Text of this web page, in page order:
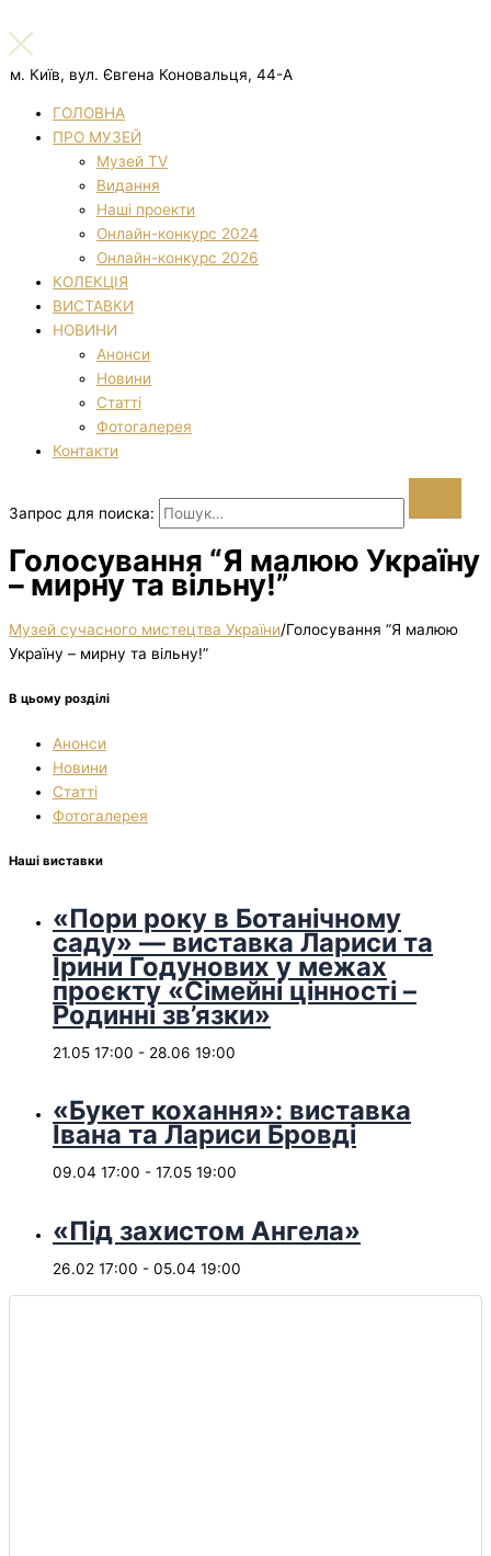
м. Київ, вул. Євгена Коновальця, 44-А
ГОЛОВНА
ПРО МУЗЕЙ
Музей TV
Видання
Наші проекти
Онлайн-конкурс 2024
Онлайн-конкурс 2026
КОЛЕКЦІЯ
ВИСТАВКИ
НОВИНИ
Анонси
Новини
Статті
Фотогалерея
Контакти
Запрос для поиска:
Голосування “Я малюю Україну
– мирну та вільну!”
Музей сучасного мистецтва України/Голосування “Я малюю
Україну – мирну та вільну!”
В цьому розділі
Анонси
Новини
Статті
Фотогалерея
Наші виставки
«Пори року в Ботанічному
саду» — виставка Лариси та
Ірини Годунових у межах
проєкту «Сімейні цінності –
Родинні зв’язки»
21.05 17:00 - 28.06 19:00
«Букет кохання»: виставка
Івана та Лариси Бровді
09.04 17:00 - 17.05 19:00
«Під захистом Ангела»
26.02 17:00 - 05.04 19:00